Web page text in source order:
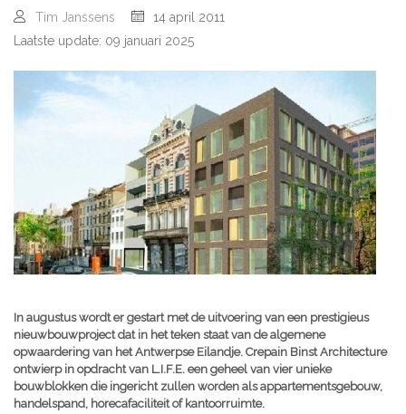
Tim Janssens
14 april 2011
Laatste update: 09 januari 2025
In augustus wordt er gestart met de uitvoering van een prestigieus
nieuwbouwproject dat in het teken staat van de algemene
opwaardering van het Antwerpse Eilandje. Crepain Binst Architecture
ontwierp in opdracht van L.I.F.E. een geheel van vier unieke
bouwblokken die ingericht zullen worden als appartementsgebouw,
handelspand, horecafaciliteit of kantoorruimte.